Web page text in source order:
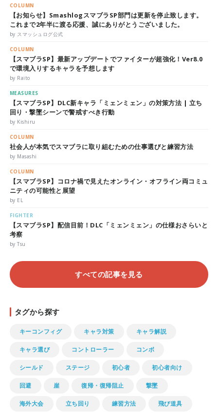
COLUMN
【お知らせ】SmashlogスマブラSP部門は更新を停止致します。
これまで2年半に渡る応援、誠にありがとうございました。
by スマッシュログ公式
COLUMN
【スマブラSP】最新アップデートでファイターが超強化！Ver8.0
で環境入りするキャラを予想します
by Raito
MEASURES
【スマブラSP】DLC新キャラ「ミェンミェン」の対策方法 | 立ち
回り・撃墜シーンで警戒すべき行動
by Kishiru
COLUMN
社会人が本気でスマブラに取り組むための仕事選びと練習方法
by Masashi
COLUMN
【スマブラSP】コロナ禍で見えたオンライン・オフライン両コミュ
ニティの可能性と展望
by EL
FIGHTER
【スマブラSP】配信目前！DLC「ミェンミェン」の仕様おさらいと
考察
by Tsu
すべての記事を見る
タグから探す
キーコンフィグ キャラ対策 キャラ解説
キャラ選び コントローラー コンボ
シールド ステージ 初心者 初心者向け
回避 崖 復帰・復帰阻止 撃墜
海外大会 立ち回り 練習方法 飛び道具